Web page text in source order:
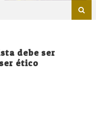
debe ser
ético